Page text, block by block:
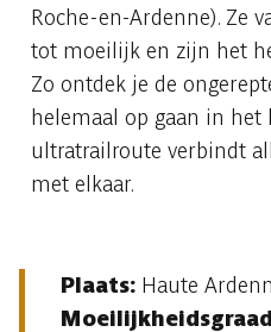
Roche-en-Ardenne). Ze
tot moeilijk en zijn het
Zo ontdek je de
helemaal op gaan in het
ultratrailroute verbindt
met elkaar.
Plaats: Haute